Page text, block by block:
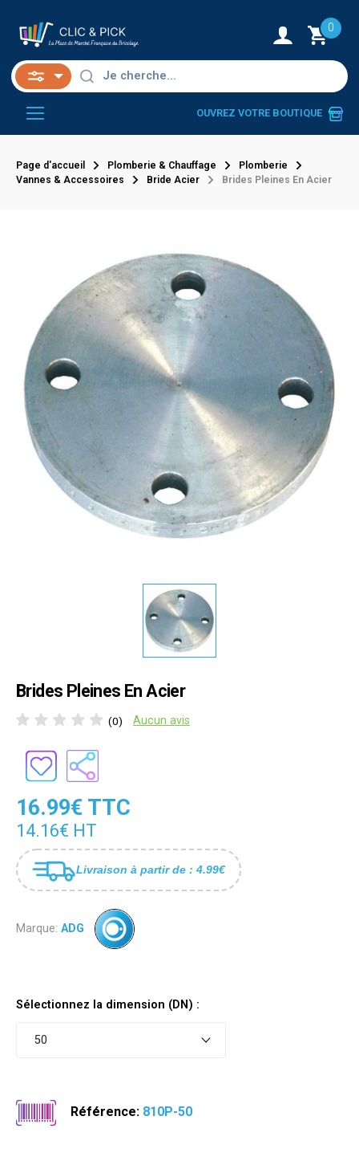
0
OUVREZ VOTRE BOUTIQUE
Page d'accueil Plomberie & Chauffage
Plomberie
Vannes & Accessoires
Bride Acier Brides Pleines En Acier
Brides Pleines En Acier
(0) Aucun avis
16.99€ TTC
14.16€ HT
Livraison à partir de : 4.99€
Marque: ADG
Sélectionnez la dimension (DN) :
50
Référence: 810P-50